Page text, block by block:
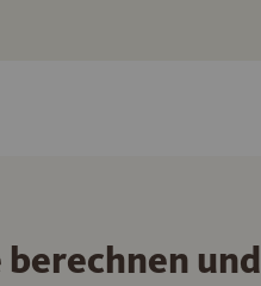
berechnen